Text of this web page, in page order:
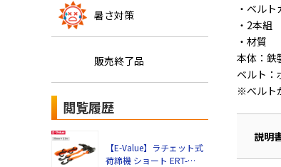
暑さ対策
販売終了品
閲覧履歴
【E-Value】ラチェット式
荷締機 ショート ERT-
・ベル
・2本組
・材質
本体：鉄
ベルト：
※べルト
説明